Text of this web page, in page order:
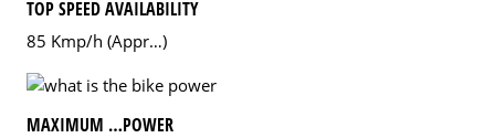
TOP SPEED AVAILABILITY
85 Kmp/h (Appr…)
MAXIMUM …POWER